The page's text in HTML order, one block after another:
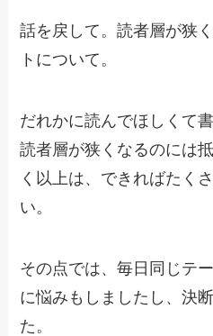
話を戻して。読者層が狭
トについて。
だれかに読んでほしくて
読者層が狭くなるのには
く以上は、できればたく
い。
その点では、毎日同じテ
に悩みもしましたし、決
た。